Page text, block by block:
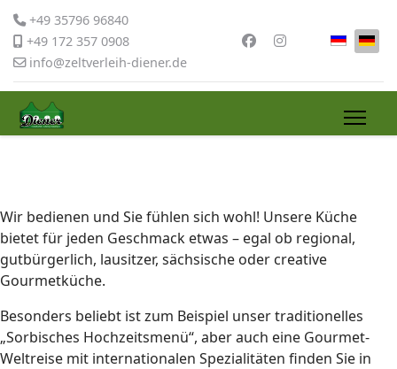
+49 35796 96840
+49 172 357 0908
info@zeltverleih-diener.de
Sprache
Wir bedienen und Sie fühlen sich wohl! Unsere Küche
bietet für jeden Geschmack etwas – egal ob regional,
gutbürgerlich, lausitzer, sächsische oder creative
Gourmetküche.
Besonders beliebt ist zum Beispiel unser traditionelles
„Sorbisches Hochzeitsmenü“, aber auch eine Gourmet-
Weltreise mit internationalen Spezialitäten finden Sie in